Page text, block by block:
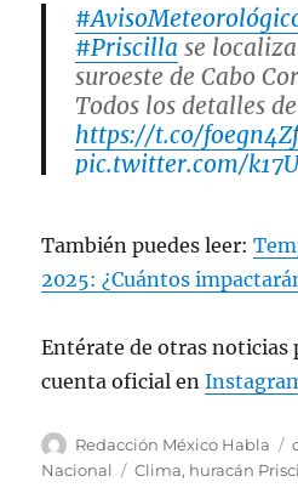
#Priscilla se
suroeste de Cabo
Todos los detalles
https://t.co/
pic.twitter.com/
October 6, 2025
También puedes leer:
2025: ¿Cuántos
Entérate de otras noticias
cuenta oficial en
A
u
Redacción México Habla
Nacional
E
Clima, huracán